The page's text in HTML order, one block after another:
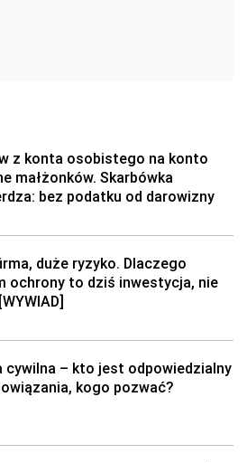
z konta osobistego na konto
małżonków. Skarbówka
bez podatku od darowizny
duże ryzyko. Dlaczego
ochrony to dziś inwestycja, nie
cywilna – kto jest odpowiedzialny
kogo pozwać?